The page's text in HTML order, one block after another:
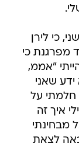
כי לירן
מפרגנת כי
אבל חבר'ה גם הייתי בת 18, הייתי "אממ,
שאני
חלמתי על
איך זה
מבחינתי
באה לצאת